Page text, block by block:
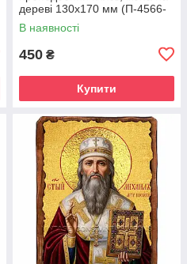
дереві 130х170 мм (П-4566-
1)
В наявності
450 ₴
Купити